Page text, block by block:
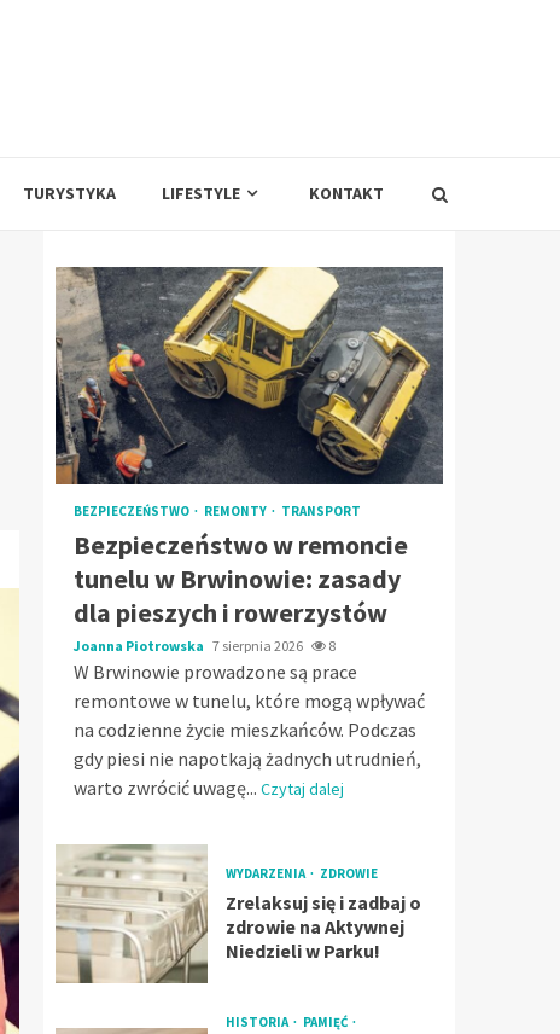
TURYSTYKA LIFESTYLE KONTAKT
BEZPIECZEŃSTWO REMONTY TRANSPORT
Bezpieczeństwo w remoncie
tunelu w Brwinowie: zasady
dla pieszych i rowerzystów
Joanna Piotrowska 7 sierpnia 2026 8
W Brwinowie prowadzone są prace
remontowe w tunelu, które mogą wpływać
na codzienne życie mieszkańców. Podczas
gdy piesi nie napotkają żadnych utrudnień,
warto zwrócić uwagę... Czytaj dalej
WYDARZENIA ZDROWIE
Zrelaksuj się i zadbaj o
zdrowie na Aktywnej
Niedzieli w Parku!
HISTORIA
PAMIĘĆ